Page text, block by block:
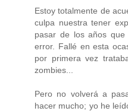
Estoy totalmente de
culpa nuestra tener
pasar de los años que
error. Fallé en esta
por primera vez
zombies...
Pero no volverá a
hacer mucho; yo he